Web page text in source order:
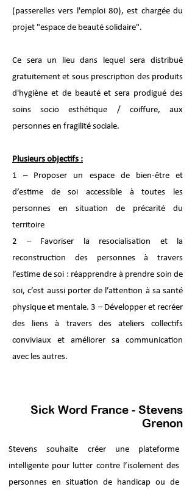
(passerelles vers l'emploi 80), est chargée du
projet "espace de beauté solidaire".
Ce sera un lieu dans lequel sera distribué
gratuitement et sous prescription des produits
d'hygiène et de beauté et sera prodigué des
soins socio esthétique / coiffure, aux
personnes en fragilité sociale.
Plusieurs objectifs :
1 – Proposer un espace de bien-être et
d’estime de soi accessible à toutes les
personnes en situation de précarité du
territoire
2 – Favoriser la resocialisation et la
reconstruction des personnes à travers
l’estime de soi : réapprendre à prendre soin de
soi, c’est aussi porter de l’attention à sa santé
physique et mentale. 3 – Développer et recréer
des liens à travers des ateliers collectifs
conviviaux et améliorer sa communication
avec les autres.
Sick Word France - Stevens
Grenon
Stevens souhaite créer une plateforme
intelligente pour lutter contre l’isolement des
personnes en situation de handicap ou de